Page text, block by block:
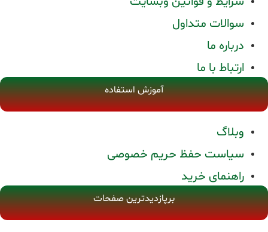
سوالات متداول
درباره ما
ارتباط با ما
آموزش استفاده
وبلاگ
سیاست حفظ حریم خصوصی
راهنمای خرید
برپازدیدترین صفحات